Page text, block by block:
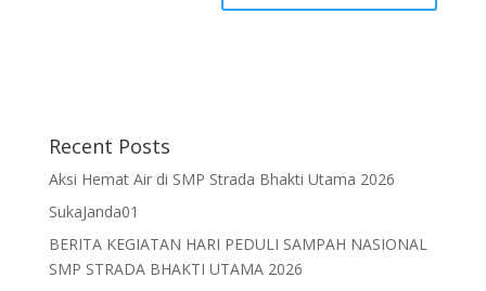
Recent Posts
Aksi Hemat Air di SMP Strada Bhakti Utama 2026
SukaJanda01
BERITA KEGIATAN HARI PEDULI SAMPAH NASIONAL
SMP STRADA BHAKTI UTAMA 2026